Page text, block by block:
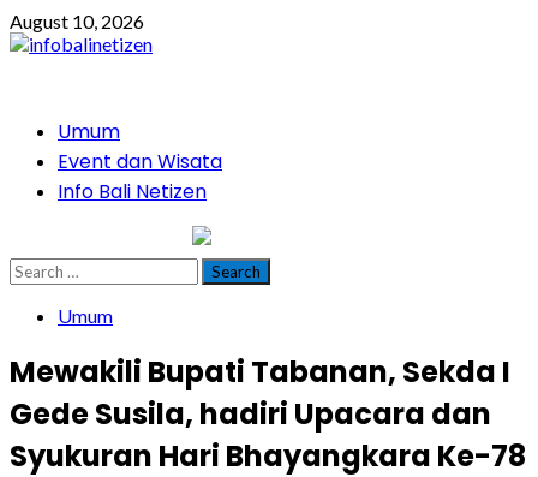
Skip
to
August 10, 2026
PrimaryUmum
Event dan Wisata
Info Bali Netizen
Search
for:
Umum
Mewakili Bupati Tabanan, Sekda I
Gede Susila, hadiri Upacara dan
Syukuran Hari Bhayangkara Ke-78